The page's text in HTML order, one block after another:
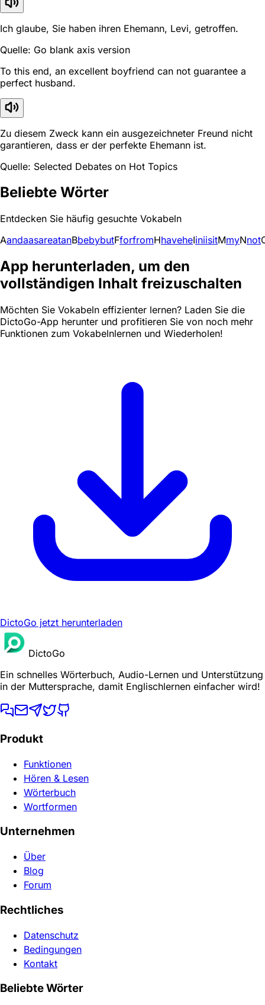
Ich glaube, Sie haben ihren Ehemann, Levi, getroffen.
Quelle: Go blank axis version
To this end, an excellent boyfriend can not guarantee a
perfect husband.
Zu diesem Zweck kann ein ausgezeichneter Freund nicht
garantieren, dass er der perfekte Ehemann ist.
Quelle: Selected Debates on Hot Topics
Beliebte Wörter
Entdecken Sie häufig gesuchte Vokabeln
AandaasareatanBbebybutFforfromHhaveheIiniisitMmyNnot
App herunterladen, um den
vollständigen Inhalt freizuschalten
Möchten Sie Vokabeln effizienter lernen? Laden Sie die
DictoGo-App herunter und profitieren Sie von noch mehr
Funktionen zum Vokabelnlernen und Wiederholen!
DictoGo jetzt herunterladen
DictoGo
Ein schnelles Wörterbuch, Audio-Lernen und Unterstützung
in der Muttersprache, damit Englischlernen einfacher wird!
Produkt
Funktionen
Hören & Lesen
Wörterbuch
Wortformen
Unternehmen
Über
Blog
Forum
Rechtliches
Datenschutz
Bedingungen
Kontakt
Beliebte Wörter